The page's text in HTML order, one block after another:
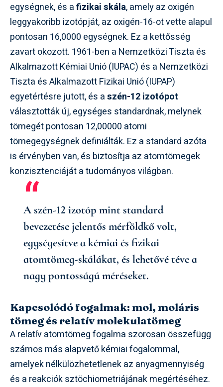
egységnek, és afizikai skála, amely az oxigén
leggyakoribb izotópját, az oxigén-16-ot vette alapul
pontosan 16,0000 egységnek. Ez a kettősség
zavart okozott. 1961-ben a Nemzetközi Tiszta és
Alkalmazott Kémiai Unió (IUPAC) és a Nemzetközi
Tiszta és Alkalmazott Fizikai Unió (IUPAP)
egyetértésre jutott, és aszén-12 izotópot
választották új, egységes standardnak, melynek
tömegét pontosan 12,00000 atomi
tömegegységnek definiálták. Ez a standard azóta
is érvényben van, és biztosítja az atomtömegek
konzisztenciáját a tudományos világban.
A szén-12 izotóp mint standard
bevezetése jelentős mérföldkő volt,
egységesítve a kémiai és fizikai
atomtömeg-skálákat, és lehetővé téve a
nagy pontosságú méréseket.
Kapcsolódó fogalmak: mol, moláris
tömeg és relatív molekulatömeg
A relatív atomtömeg fogalma szorosan összefügg
számos más alapvető kémiai fogalommal,
amelyek nélkülözhetetlenek az anyagmennyiség
és a reakciók sztöchiometriájának megértéséhez.